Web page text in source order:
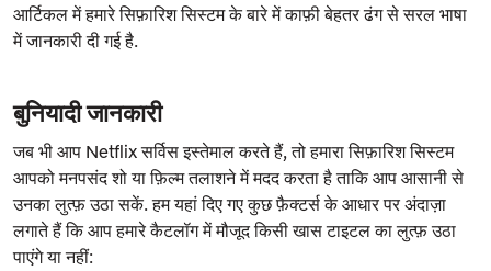
आर्टिकल में हमारे सिफ़ारिश सिस्टम के बारे में काफ़ी बेहतर ढंग से सरल भाषा
में जानकारी दी गई है.
बुनियादी जानकारी
जब भी आप Netflix सर्विस इस्तेमाल करते हैं, तो हमारा सिफ़ारिश सिस्टम
आपको मनपसंद शो या फ़िल्म तलाशने में मदद करता है ताकि आप आसानी से
उनका लुत्फ़ उठा सकें. हम यहां दिए गए कुछ फ़ैक्टर्स के आधार पर अंदाज़ा
लगाते हैं कि आप हमारे कैटलॉग में मौजूद किसी खास टाइटल का लुत्फ़ उठा
पाएंगे या नहीं: